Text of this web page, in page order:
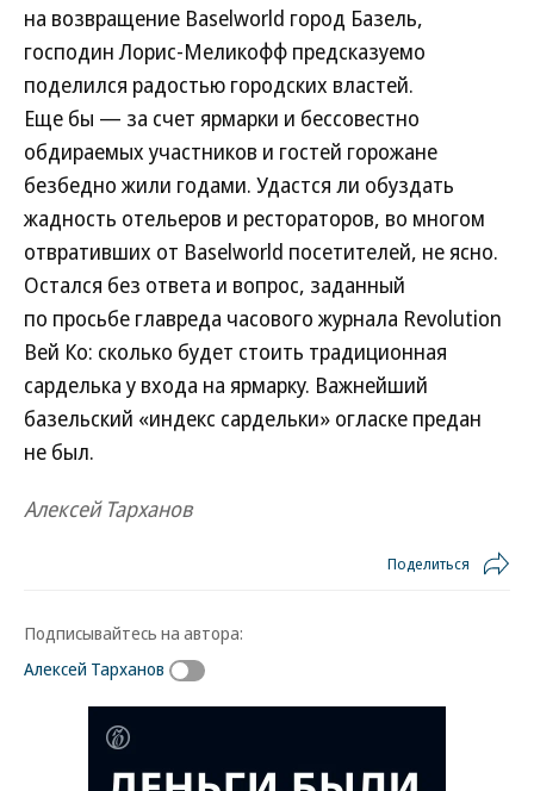
на возвращение Baselworld город Базель,
господин Лорис-Меликофф предсказуемо
поделился радостью городских властей.
Еще бы — за счет ярмарки и бессовестно
обдираемых участников и гостей горожане
безбедно жили годами. Удастся ли обуздать
жадность отельеров и рестораторов, во многом
отвративших от Baselworld посетителей, не ясно.
Остался без ответа и вопрос, заданный
по просьбе главреда часового журнала Revolution
Вей Ко: сколько будет стоить традиционная
сарделька у входа на ярмарку. Важнейший
базельский «индекс сардельки» огласке предан
не был.
Алексей Тарханов
Поделиться
Подписывайтесь на автора:
Алексей Тарханов